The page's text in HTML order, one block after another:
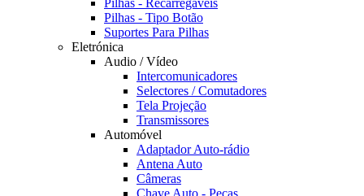
Pilhas - Recarregáveis
Pilhas - Tipo Botão
Suportes Para Pilhas
Eletrónica
Audio / Vídeo
Intercomunicadores
Selectores / Comutadores
Tela Projeção
Transmissores
Automóvel
Adaptador Auto-rádio
Antena Auto
Câmeras
Chave Auto - Peças